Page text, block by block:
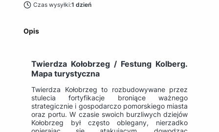
Czas wysyłki:1 dzień
Opis
Twierdza Kołobrzeg / Festung Kolberg.
Mapa turystyczna
Twierdza Kołobrzeg to rozbudowywane przez
stulecia fortyfikacje broniące ważnego
strategicznie i gospodarczo pomorskiego miasta
oraz portu. W czasie swoich burzliwych dziejów
Kołobrzeg był często oblegany, nierzadko